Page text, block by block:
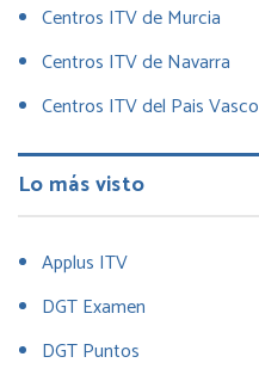
Centros ITV de Murcia
Centros ITV de Navarra
Centros ITV del Pais Vasco
Lo más visto
Applus ITV
DGT Examen
DGT Puntos